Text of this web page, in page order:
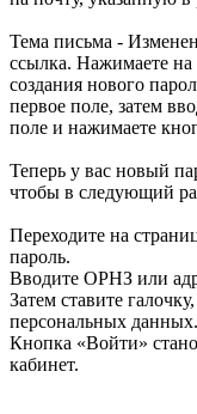
Тема письма -
ссылка. Нажимаете на
создания нового
первое поле, затем
поле и нажимаете
Теперь у вас новый
чтобы в следующий
Переходите на
пароль.
Вводите ОРНЗ или
Затем ставите
персональных данных.
Кнопка «Войти»
кабинет.